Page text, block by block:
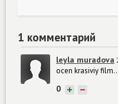
1 комментарий
leyla muradova
ocen krasiviy
0 + −